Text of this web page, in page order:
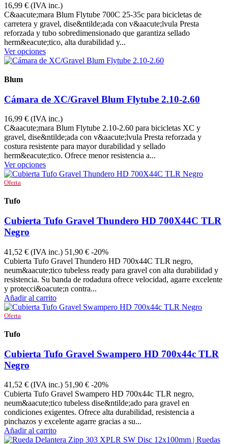
16,99 € (IVA inc.)
C&aacute;mara Blum Flytube 700C 25-35c para bicicletas de
carretera y gravel, dise&ntilde;ada con v&aacute;lvula Presta
reforzada y tubo sobredimensionado que garantiza sellado
herm&eacute;tico, alta durabilidad y...
Ver opciones
Blum
Cámara de XC/Gravel Blum Flytube 2.10-2.60
16,99 € (IVA inc.)
C&aacute;mara Blum Flytube 2.10-2.60 para bicicletas XC y
gravel, dise&ntilde;ada con v&aacute;lvula Presta reforzada y
costura resistente para mayor durabilidad y sellado
herm&eacute;tico. Ofrece menor resistencia a...
Ver opciones
Oferta
Tufo
Cubierta Tufo Gravel Thundero HD 700X44C TLR
Negro
41,52 € (IVA inc.) 51,90 € -20%
Cubierta Tufo Gravel Thundero HD 700x44C TLR negro,
neum&aacute;tico tubeless ready para gravel con alta durabilidad y
resistencia. Su banda de rodadura ofrece velocidad, agarre excelente
y protecci&oacute;n contra...
Añadir al carrito
Oferta
Tufo
Cubierta Tufo Gravel Swampero HD 700x44c TLR
Negro
41,52 € (IVA inc.) 51,90 € -20%
Cubierta Tufo Gravel Swampero HD 700x44c TLR negro,
neum&aacute;tico tubeless dise&ntilde;ado para gravel en
condiciones exigentes. Ofrece alta durabilidad, resistencia a
pinchazos y excelente agarre gracias a su...
Añadir al carrito